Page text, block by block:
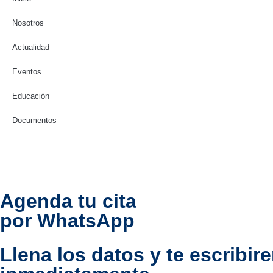
Nosotros
Actualidad
Eventos
Educación
Documentos
Agenda tu cita
por WhatsApp
Llena los datos y te